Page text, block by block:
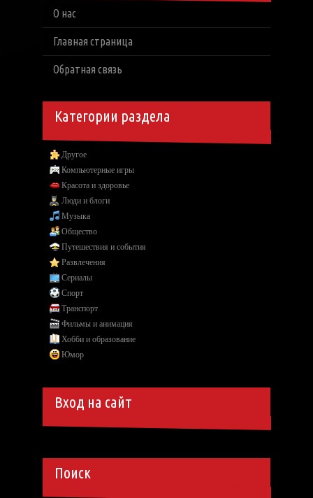
О нас
Главная страница
Обратная связь
Категории раздела
Другое
Компьютерные игры
Красота и здоровье
Люди и блоги
Музыка
Общество
Путешествия и события
Развлечения
Сериалы
Спорт
Транспорт
Фильмы и анимация
Хобби и образование
Юмор
Вход на сайт
Поиск